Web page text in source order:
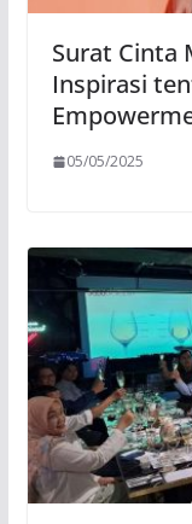
Surat Cinta
Inspirasi
05/05/2025